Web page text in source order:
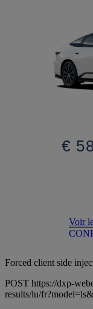
€
Voir
Forced client side
POST https://dxp-
results/lu/